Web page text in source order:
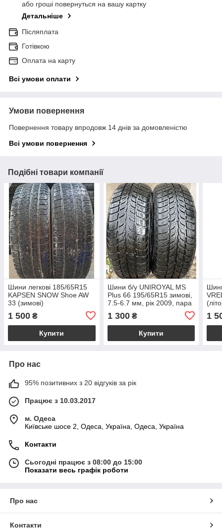
або гроші повернуться на вашу картку
Детальніше
Післяплата
Готівкою
Оплата на карту
Всі умови оплати
Умови повернення
Повернення товару впродовж 14 днів за домовленістю
Всі умови повернення
Подібні товари компанії
Шини легкові 185/65R15
KAPSEN SNOW Shoe AW
33 (зимові)
1 500 ₴
Купити
Шини б/у UNIROYAL MS
Plus 66 195/65R15 зимові,
7.5-6.7 мм, рік 2009, пара
1 300₴
Купити
1
Про нас
95% позитивних з 20 відгуків за рік
Працює з 10.03.2017
м. Одеса
Київське шосе 2, Одеса, Україна, Одеса, Україна
Контакти
Сьогодні працює з 08:00 до 15:00
Показати весь графік роботи
Про нас
Контакти